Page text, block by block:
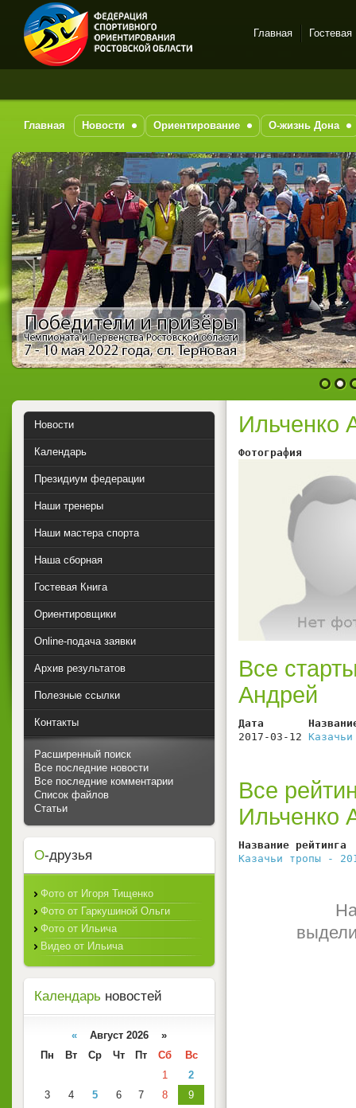
Спортивное
на-Дону
Главная Гостевая
Главная Новости Ориентирование О-жизнь Дона
1 2
Ильченко
Фотография
Все
Андрей
Дата
2017-03-12
Все
Ильченко
Название
Казачьи тропы -
Новости
Календарь
Президиум федерации
Наши тренеры
Наши мастера спорта
Наша сборная
Гостевая Книга
Ориентировщики
Online-подача заявки
Архив результатов
Полезные ссылки
Контакты
Расширенный поиск
Все последние новости
Все последние комментарии
Список файлов
Статьи
О-друзья
Фото от Игоря Тищенко
Фото от Гаркушиной Ольги
Фото от Ильича
Видео от Ильича
Календарь новостей
« Август 2026 »
Пн
Вт Ср Чт Пт Сб
Вс
1
2
3
4 5 6 7 8
9